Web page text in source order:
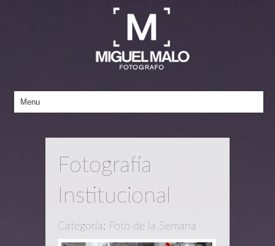
Fotografía
Institucional
Categoría: Foto de la Semana